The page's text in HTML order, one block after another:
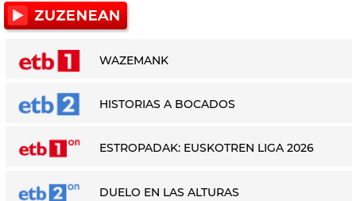
WAZEMANK
HISTORIAS A BOCADOS
ESTROPADAK: EUSKOTREN LIGA 2026
DUELO EN LAS ALTURAS